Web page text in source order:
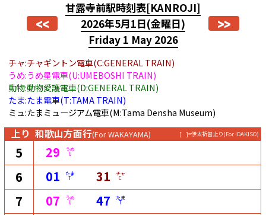
<<
甘露寺前駅時刻表[KANROJI]
2026年5月1日(金曜日)
Friday 1 May 2026
>>
チャ:チャギントン電車(C:GENERAL TRAIN)
うめ:うめ星電車(U:UMEBOSHI TRAIN)
動物:動物愛護電車(D:GENERAL TRAIN)
たま:たま電車(T:TAMA TRAIN)
ミュ:たまミュージアム電車(M:Tama Densha Museum)
上り 和歌山方面行(For WAKAYAMA) [ ]=伊太祈曽止り(For IDAKISO)
5 29 うめ
U
6 01 たま
T 31 チャ
C
7 07 うめ
U 47 たま
T